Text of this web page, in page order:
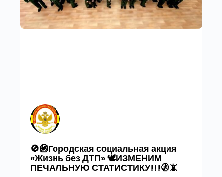
🚫🚳Городская социальная акция
«Жизнь без ДТП» 🕊ИЗМЕНИМ
ПЕЧАЛЬНУЮ СТАТИСТИКУ!!!🚷📵